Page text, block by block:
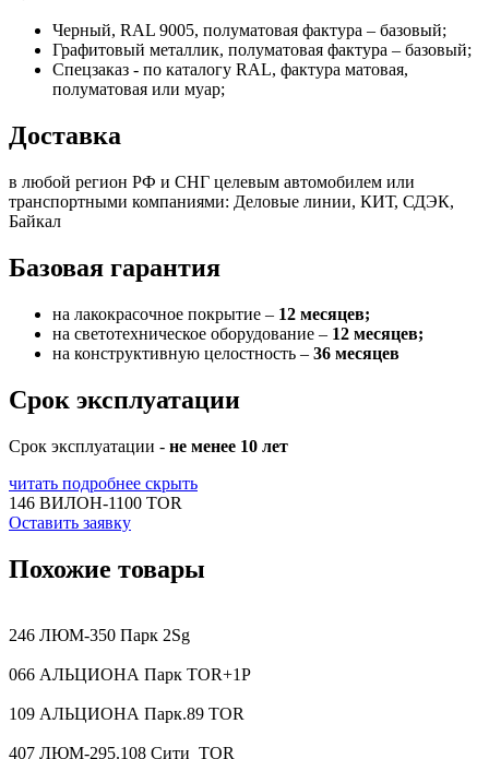
Черный, RAL 9005, полуматовая фактура – базовый;
Графитовый металлик, полуматовая фактура – базовый;
Спецзаказ - по каталогу RAL, фактура матовая,
полуматовая или муар;
Доставка
в любой регион РФ и СНГ целевым автомобилем или
транспортными компаниями: Деловые линии, КИТ, СДЭК,
Байкал
Базовая гарантия
на лакокрасочное покрытие – 12 месяцев;
на светотехническое оборудование – 12 месяцев;
на конструктивную целостность – 36 месяцев
Срок эксплуатации
Срок эксплуатации - не менее 10 лет
читать подробнее скрыть
146 ВИЛОН-1100 TOR
Оставить заявку
Похожие товары
246 ЛЮМ-350 Парк 2Sg
066 АЛЬЦИОНА Парк TOR+1P
109 АЛЬЦИОНА Парк.89 TOR
407 ЛЮМ-295.108 Сити_TOR